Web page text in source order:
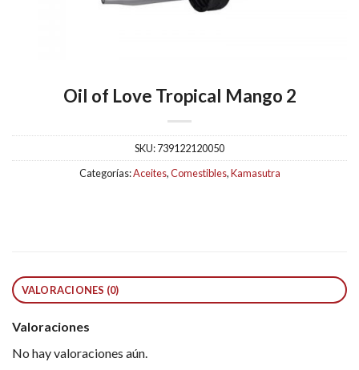
Oil of Love Tropical Mango 2
SKU:739122120050
Categorías:Aceites,Comestibles,Kamasutra
VALORACIONES (0)
Valoraciones
No hay valoraciones aún.